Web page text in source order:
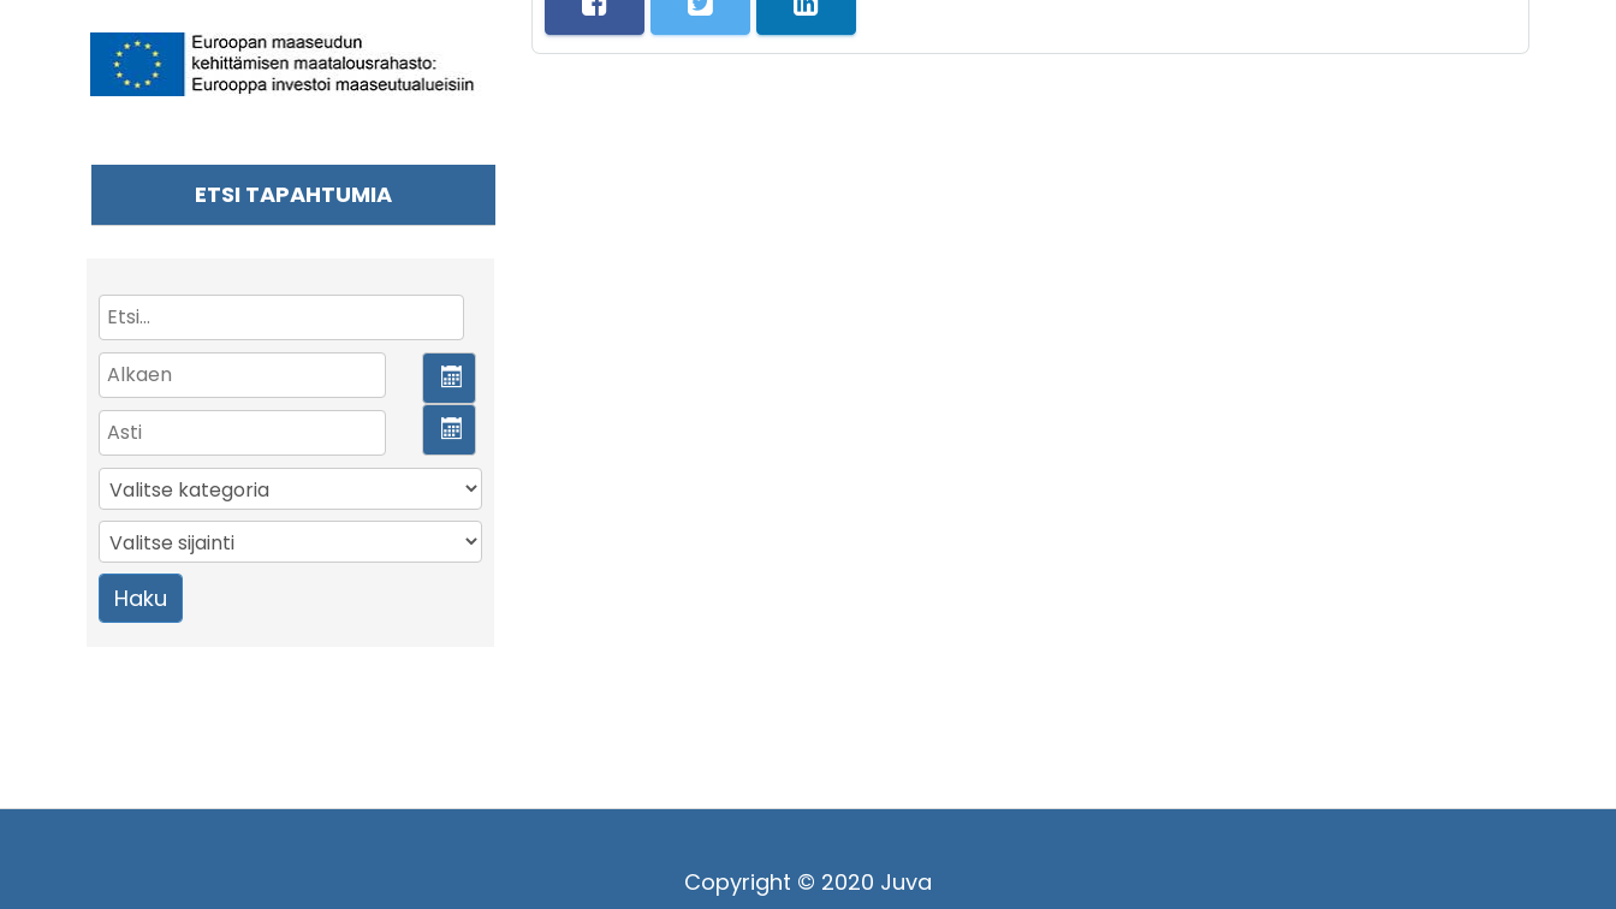
ETSI TAPAHTUMIA
Copyright © 2020 Juva